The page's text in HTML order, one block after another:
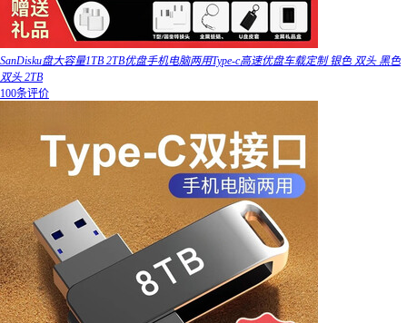
SanDisku盘大容量1TB 2TB优盘手机电脑两用Type-c高速优盘车载定制 银色 双头 黑色
双头 2TB
100条评价